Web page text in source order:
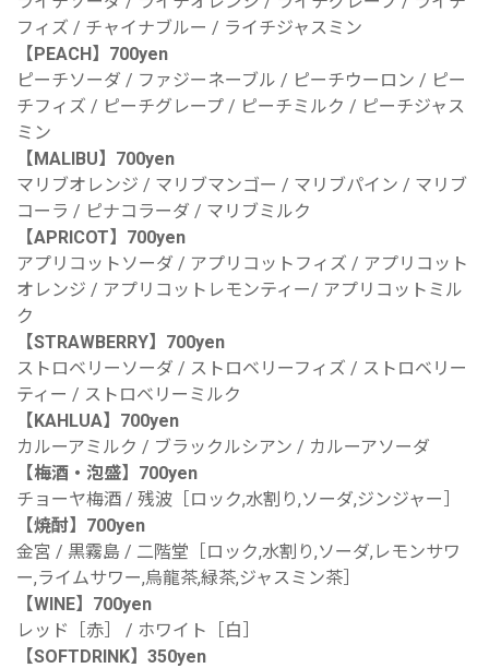
フィズ / チャイナブルー / ライチジャスミン
【PEACH】700yen
ピーチソーダ / ファジーネーブル / ピーチウーロン / ピー
チフィズ / ピーチグレープ / ピーチミルク / ピーチジャス
ミン
【MALIBU】700yen
マリブオレンジ / マリブマンゴー / マリブパイン / マリブ
コーラ / ピナコラーダ / マリブミルク
【APRICOT】700yen
アプリコットソーダ / アプリコットフィズ / アプリコット
オレンジ / アプリコットレモンティー/ アプリコットミル
ク
【STRAWBERRY】700yen
ストロベリーソーダ / ストロベリーフィズ / ストロベリー
ティー / ストロベリーミルク
【KAHLUA】700yen
カルーアミルク / ブラックルシアン / カルーアソーダ
【梅酒・泡盛】700yen
チョーヤ梅酒 / 残波［ロック,水割り,ソーダ,ジンジャー］
【焼酎】700yen
金宮 / 黒霧島 / 二階堂［ロック,水割り,ソーダ,レモンサワ
ー,ライムサワー,烏龍茶,緑茶,ジャスミン茶］
【WINE】700yen
レッド［赤］ / ホワイト［白］
【SOFTDRINK】350yen